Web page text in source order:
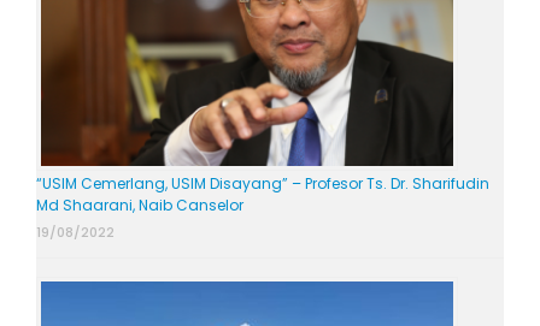
“USIM Cemerlang, USIM Disayang” – Profesor Ts. Dr. Sharifudin
Md Shaarani, Naib Canselor
19/08/2022